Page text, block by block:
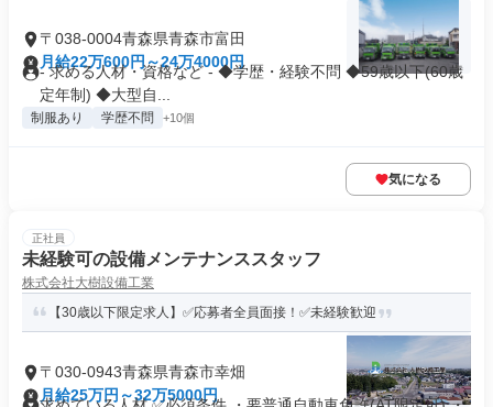
〒038-0004青森県青森市富田
月給22万600円～24万4000円
- 求める人材・資格など - ◆学歴・経験不問 ◆59歳以下(60歳
定年制) ◆大型自...
制服あり 学歴不問 +10個
気になる
正社員
未経験可の設備メンテナンススタッフ
株式会社大樹設備工業
【30歳以下限定求人】✅応募者全員面接！✅未経験歓迎
〒030-0943青森県青森市幸畑
月給25万円～32万5000円